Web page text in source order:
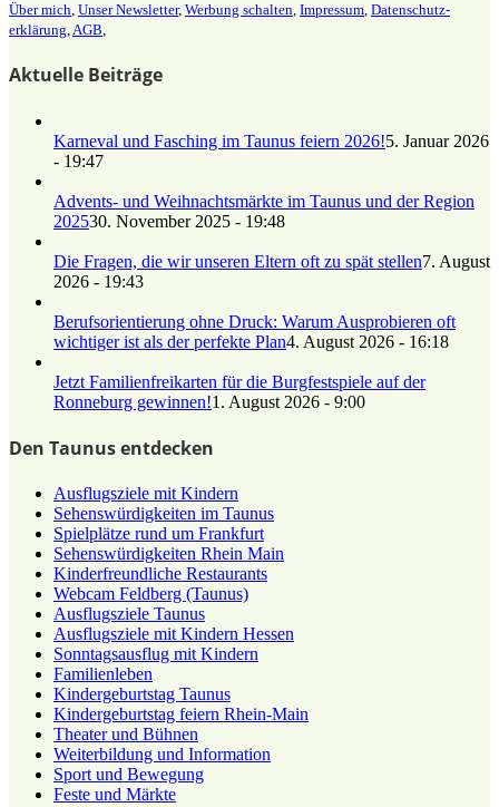
Über mich, Unser Newsletter, Werbung schalten, Impressum, Datenschutz­
erklärung,AGB,
Aktuelle Beiträge
Karneval und Fasching im Taunus feiern 2026!5. Januar 2026
- 19:47
Advents- und Weihnachtsmärkte im Taunus und der Region
202530. November 2025 - 19:48
Die Fragen, die wir unseren Eltern oft zu spät stellen7. August
2026 - 19:43
Berufsorientierung ohne Druck: Warum Ausprobieren oft
wichtiger ist als der perfekte Plan4. August 2026 - 16:18
Jetzt Familienfreikarten für die Burgfestspiele auf der
Ronneburg gewinnen!1. August 2026 - 9:00
Den Taunus entdecken
Ausflugsziele mit Kindern
Sehenswürdigkeiten im Taunus
Spielplätze rund um Frankfurt
Sehenswürdigkeiten Rhein Main
Kinderfreundliche Restaurants
Webcam Feldberg (Taunus)
Ausflugsziele Taunus
Ausflugsziele mit Kindern Hessen
Sonntagsausflug mit Kindern
Familienleben
Kindergeburtstag Taunus
Kindergeburtstag feiern Rhein-Main
Theater und Bühnen
Weiterbildung und Information
Sport und Bewegung
Feste und Märkte